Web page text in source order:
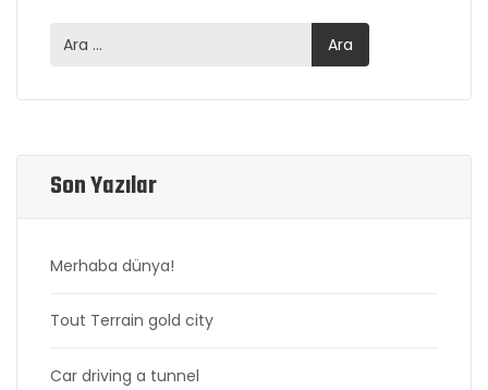
Son Yazılar
Merhaba dünya!
Tout Terrain gold city
Car driving a tunnel